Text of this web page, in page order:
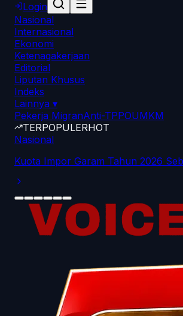
Login
Nasional
Internasional
Ekonomi
Ketenagakerjaan
Editorial
Liputan Khusus
Indeks
Lainnya ▾
Pekerja MigranAnti-TPPOUMKM
TERPOPULERHOT
Nasional
Kuota Impor Garam Tahun 2026